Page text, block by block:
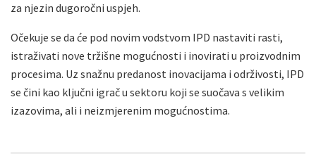
za njezin dugoročni uspjeh.
Očekuje se da će pod novim vodstvom IPD nastaviti rasti,
istraživati nove tržišne mogućnosti i inovirati u proizvodnim
procesima. Uz snažnu predanost inovacijama i održivosti, IPD
se čini kao ključni igrač u sektoru koji se suočava s velikim
izazovima, ali i neizmjerenim mogućnostima.